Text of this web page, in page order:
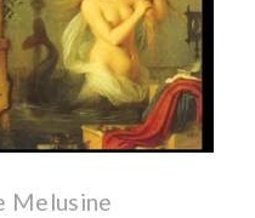
Melusine